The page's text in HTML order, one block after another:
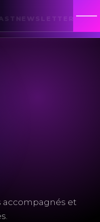
BLOG
accompagnés et